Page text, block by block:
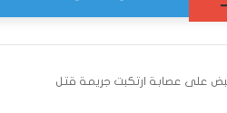
على عصابة ارتكبت جريمة قتل